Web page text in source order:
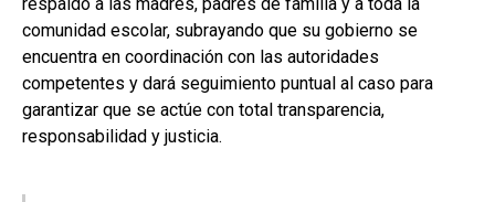
comunidad escolar, subrayando que su gobierno se
encuentra en coordinación con las autoridades
competentes y dará seguimiento puntual al caso para
garantizar que se actúe con total transparencia,
responsabilidad y justicia.